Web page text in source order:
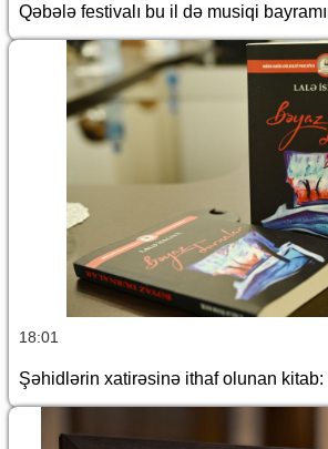
Qəbələ festivalı bu il də musiqi
18:01
Şəhidlərin xatirəsinə ithaf olunan kitab: